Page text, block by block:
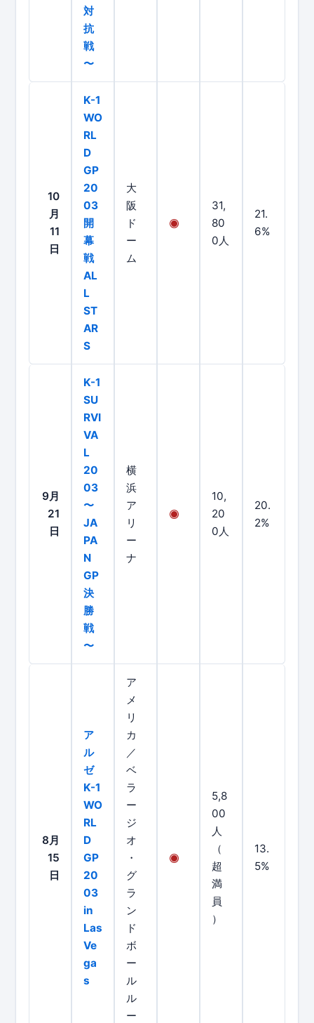
対
抗
戦
〜
10
月
11
日
K-1
WO
RL
D
GP
20
03
開
幕
戦
AL
L
ST
AR
S
大
阪
ド
ー
ム
31,
80
0人
21.
6%
9月
21
日
K-1
SU
RVI
VA
L
20
03
〜
JA
PA
N
GP
決
勝
戦
〜
横
浜
ア
リ
ー
ナ
10,
20
0人
20.
2%
8月
15
日
ア
ル
ゼ
K-1
WO
RL
D
GP
20
03
in
Las
Ve
ga
s
ア
メ
リ
カ
／
ベ
ラ
ー
ジ
オ
・
グ
ラ
ン
ド
ボ
ー
ル
ル
ー
5,8
00
人
（
超
満
員
）
13.
5%